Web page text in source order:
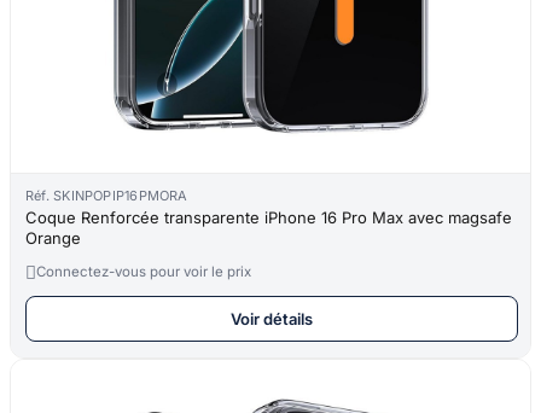
Réf. SKINPOPIP16PMORA
Coque Renforcée transparente iPhone 16 Pro Max avec magsafe
Orange
Connectez-vous pour voir le prix
Voir détails